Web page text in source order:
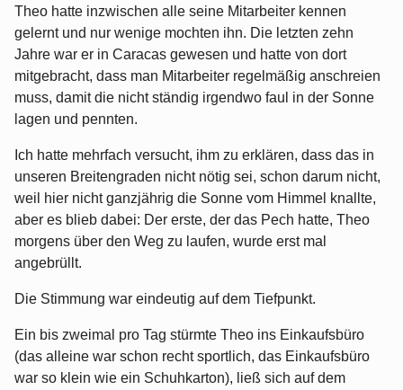
Theo hatte inzwischen alle seine Mitarbeiter kennen
gelernt und nur wenige mochten ihn. Die letzten zehn
Jahre war er in Caracas gewesen und hatte von dort
mitgebracht, dass man Mitarbeiter regelmäßig anschreien
muss, damit die nicht ständig irgendwo faul in der Sonne
lagen und pennten.
Ich hatte mehrfach versucht, ihm zu erklären, dass das in
unseren Breitengraden nicht nötig sei, schon darum nicht,
weil hier nicht ganzjährig die Sonne vom Himmel knallte,
aber es blieb dabei: Der erste, der das Pech hatte, Theo
morgens über den Weg zu laufen, wurde erst mal
angebrüllt.
Die Stimmung war eindeutig auf dem Tiefpunkt.
Ein bis zweimal pro Tag stürmte Theo ins Einkaufsbüro
(das alleine war schon recht sportlich, das Einkaufsbüro
war so klein wie ein Schuhkarton), ließ sich auf dem